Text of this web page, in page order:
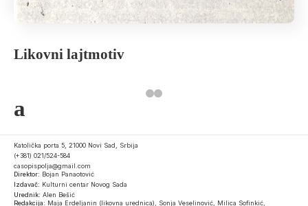
Likovni lajtmotiv
a
Katolička porta 5, 21000 Novi Sad, Srbija
(+381) 021/524-584
casopispolja@gmail.com
Direktor: Bojan Panaotović
Izdavač: Kulturni centar Novog Sada
Urednik: Alen Bešić
Redakcija: Maja Erdeljanin (likovna urednica), Sonja Veselinović, Milica Sofinkić,